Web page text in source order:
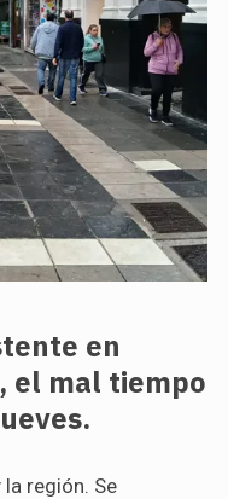
en
el mal tiempo
región. Se